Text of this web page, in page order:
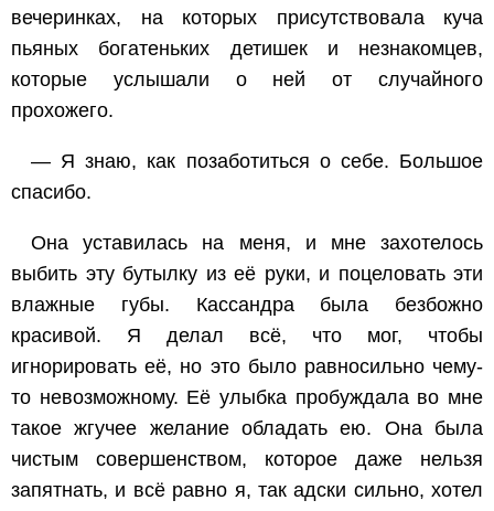
вечеринках, на которых присутствовала куча
пьяных богатеньких детишек и незнакомцев,
которые услышали о ней от случайного
прохожего.
— Я знаю, как позаботиться о себе. Большое
спасибо.
Она уставилась на меня, и мне захотелось
выбить эту бутылку из её руки, и поцеловать эти
влажные губы. Кассандра была безбожно
красивой. Я делал всё, что мог, чтобы
игнорировать её, но это было равносильно чему-
то невозможному. Её улыбка пробуждала во мне
такое жгучее желание обладать ею. Она была
чистым совершенством, которое даже нельзя
запятнать, и всё равно я, так адски сильно, хотел